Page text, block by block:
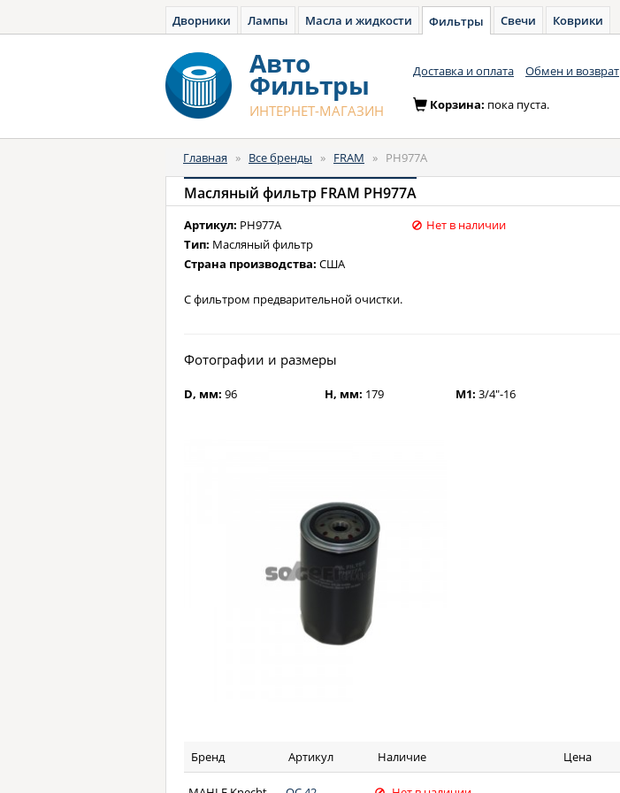
Дворники Лампы Масла и жидкости Фильтры Свечи Коврики
Авто
Фильтры
ИНТЕРНЕТ-МАГАЗИН
Доставка и оплата Обмен и возврат
Корзина: пока пуста.
Главная » Все бренды » FRAM » PH977A
Масляный фильтр FRAM PH977A
Артикул: PH977A
Тип: Масляный фильтр
Страна производства: США
Нет в наличии
С фильтром предварительной очистки.
Фотографии и размеры
D, мм: 96 H, мм: 179 M1:3/4"-16
Бренд Артикул Наличие Цена